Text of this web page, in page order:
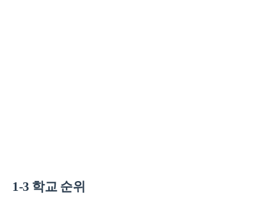
1-3 학교 순위